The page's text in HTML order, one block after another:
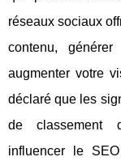
réseaux sociaux
contenu,
augmenter votre
déclaré que les
de classement
influencer le